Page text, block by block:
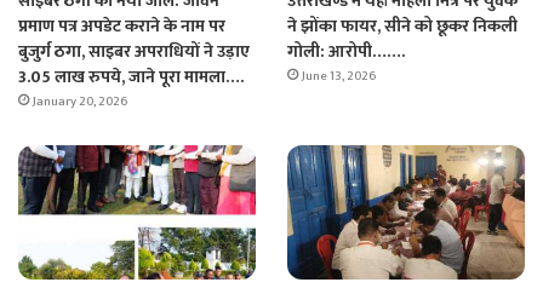
प्रमाण पत्र अपडेट कराने के नाम पर
बुजुर्ग ठगा, साइबर अपराधियों ने उड़ाए
3.05 लाख रुपये, जाने पूरा मामला….
January 20, 2026
ने झोंका फायर, सीने को छूकर निकली
गोली: आरोपी…….
June 13, 2026